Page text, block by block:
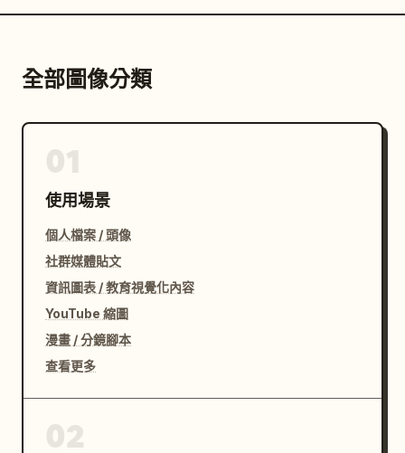
全部圖像分類
使用場景
個人檔案 / 頭像
社群媒體貼文
資訊圖表 / 教育視覺化內容
YouTube 縮圖
漫畫 / 分鏡腳本
查看更多